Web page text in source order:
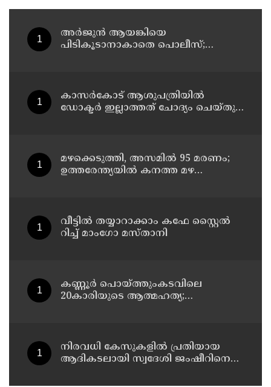
അർജുൻ ആയങ്കിയെ
പിടികൂടാനാകാതെ പൊലീസ്;
കാസർകോട് ആശുപത്രിയിൽ
ഡോക്ടർ ഇല്ലാത്തത് ചോദ്യം ചെയ്തു ;
മഴക്കെടുത്തി, അസമിൽ 95 മരണം;
ഉത്തരേന്ത്യയില്‍ കനത്ത മഴ
വീട്ടിൽ തയ്യാറാക്കാം കഫേ സ്റ്റൈൽ
റിച്ച് മാംഗോ മസ്താനി
കണ്ണൂർ പൊയ്ത്തുംകടവിലെ
20കാരിയുടെ ആത്മഹത്യ;
നിരവധി കേസുകളിൽ പ്രതിയായ
ആദികടലായി സ്വദേശി ജംഷീറിനെ